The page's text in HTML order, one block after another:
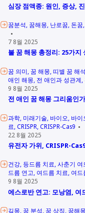
심장 점액종: 원인, 증상,
꿈분석 꿈해몽 난로꿈 돈꿈
7 8월 2025
불 꿈 해몽 총정리: 25가지
꿈 의미 꿈 해몽 띠별 꿈 해석
애인 해몽 전 애인과 성관계
9 8월 2025
전 애인 꿈 해몽 그리움인
과학 미래기술 바이오 바이
료 CRISPR CRISPR-Cas9
22 8월 2025
유전자 가위, CRISPR-
건강 등드름 치료 사춘기 여
드름 연고 여드름 치료 여드
9 8월 2025
에스로반 연고: 모낭염, 여
길몽 꿈 분석 꿈 상징 꿈해몽